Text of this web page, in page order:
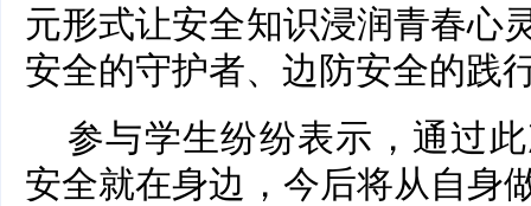
元形式让安全知识浸润青春心
安全的守护者、边防安全的践
参与学生纷纷表示，通过
安全就在身边，今后将从自身